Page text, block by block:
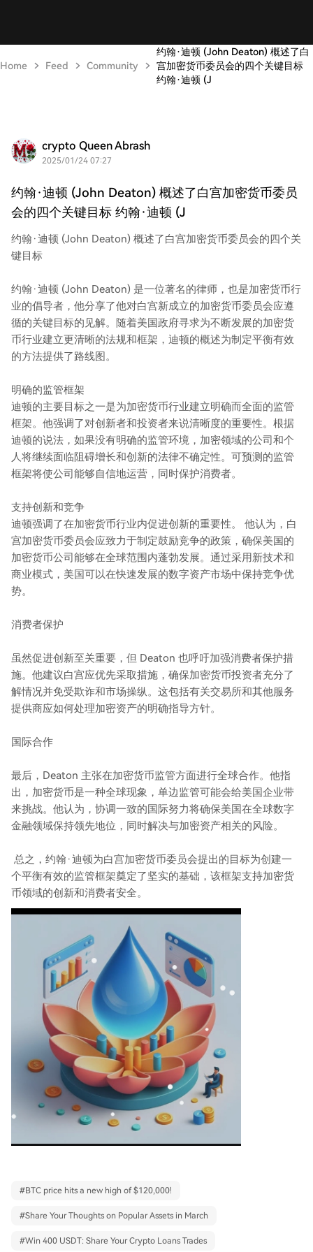
Home Feed Community
约翰·迪顿 (John Deaton) 概述了白
宫加密货币委员会的四个关键目标
约翰·迪顿 (J
crypto Queen Abrash
2025/01/24 07:27
约翰·迪顿 (John Deaton) 概述了白宫加密货币委员
会的四个关键目标 约翰·迪顿 (J
约翰·迪顿 (John Deaton) 概述了白宫加密货币委员会的四个关
键目标
约翰·迪顿 (John Deaton) 是一位著名的律师，也是加密货币行
业的倡导者，他分享了他对白宫新成立的加密货币委员会应遵
循的关键目标的见解。随着美国政府寻求为不断发展的加密货
币行业建立更清晰的法规和框架，迪顿的概述为制定平衡有效
的方法提供了路线图。
明确的监管框架
迪顿的主要目标之一是为加密货币行业建立明确而全面的监管
框架。他强调了对创新者和投资者来说清晰度的重要性。根据
迪顿的说法，如果没有明确的监管环境，加密领域的公司和个
人将继续面临阻碍增长和创新的法律不确定性。可预测的监管
框架将使公司能够自信地运营，同时保护消费者。
支持创新和竞争
迪顿强调了在加密货币行业内促进创新的重要性。 他认为，白
宫加密货币委员会应致力于制定鼓励竞争的政策，确保美国的
加密货币公司能够在全球范围内蓬勃发展。通过采用新技术和
商业模式，美国可以在快速发展的数字资产市场中保持竞争优
势。
消费者保护
虽然促进创新至关重要，但 Deaton 也呼吁加强消费者保护措
施。他建议白宫应优先采取措施，确保加密货币投资者充分了
解情况并免受欺诈和市场操纵。这包括有关交易所和其他服务
提供商应如何处理加密资产的明确指导方针。
国际合作
最后，Deaton 主张在加密货币监管方面进行全球合作。他指
出，加密货币是一种全球现象，单边监管可能会给美国企业带
来挑战。他认为，协调一致的国际努力将确保美国在全球数字
金融领域保持领先地位，同时解决与加密资产相关的风险。
总之，约翰·迪顿为白宫加密货币委员会提出的目标为创建一
个平衡有效的监管框架奠定了坚实的基础，该框架支持加密货
币领域的创新和消费者安全。
#BTC price hits a new high of $120,000!
#Share Your Thoughts on Popular Assets in March
#Win 400 USDT: Share Your Crypto Loans Trades